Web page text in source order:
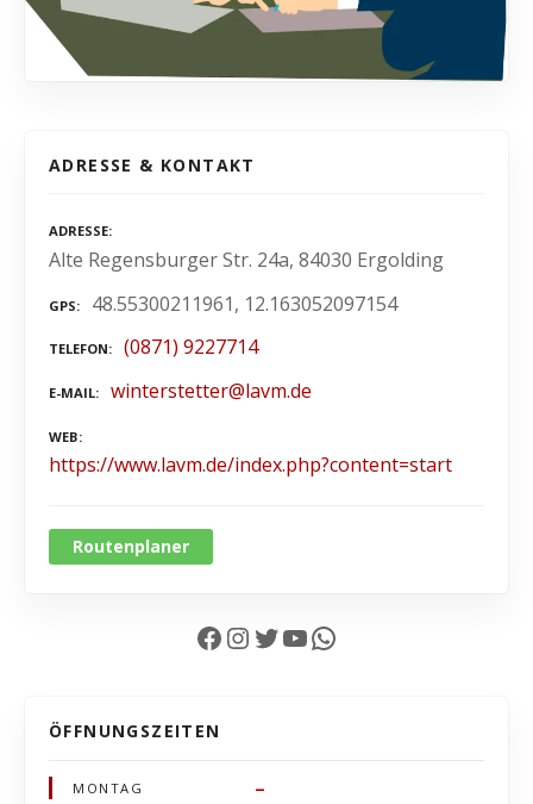
ADRESSE & KONTAKT
ADRESSE
Alte Regensburger Str. 24a, 84030 Ergolding
GPS 48.55300211961, 12.163052097154
TELEFON (0871) 9227714
E-MAIL winterstetter@lavm.de
WEB
https://www.lavm.de/index.php?content=start
Routenplaner
Facebook InstagramTwitter YouTube WhatsApp
ÖFFNUNGSZEITEN
MONTAG –